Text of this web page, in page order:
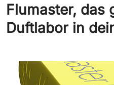
Flumaster, das
Duftlabor in